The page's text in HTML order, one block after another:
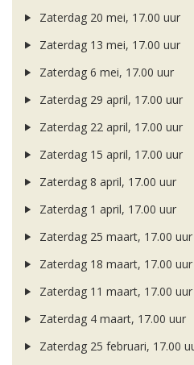
Zaterdag 20 mei, 17.00 uur
Zaterdag 13 mei, 17.00 uur
Zaterdag 6 mei, 17.00 uur
Zaterdag 29 april, 17.00 uur
Zaterdag 22 april, 17.00 uur
Zaterdag 15 april, 17.00 uur
Zaterdag 8 april, 17.00 uur
Zaterdag 1 april, 17.00 uur
Zaterdag 25 maart, 17.00 uur
Zaterdag 18 maart, 17.00 uur
Zaterdag 11 maart, 17.00 uur
Zaterdag 4 maart, 17.00 uur
Zaterdag 25 februari, 17.00